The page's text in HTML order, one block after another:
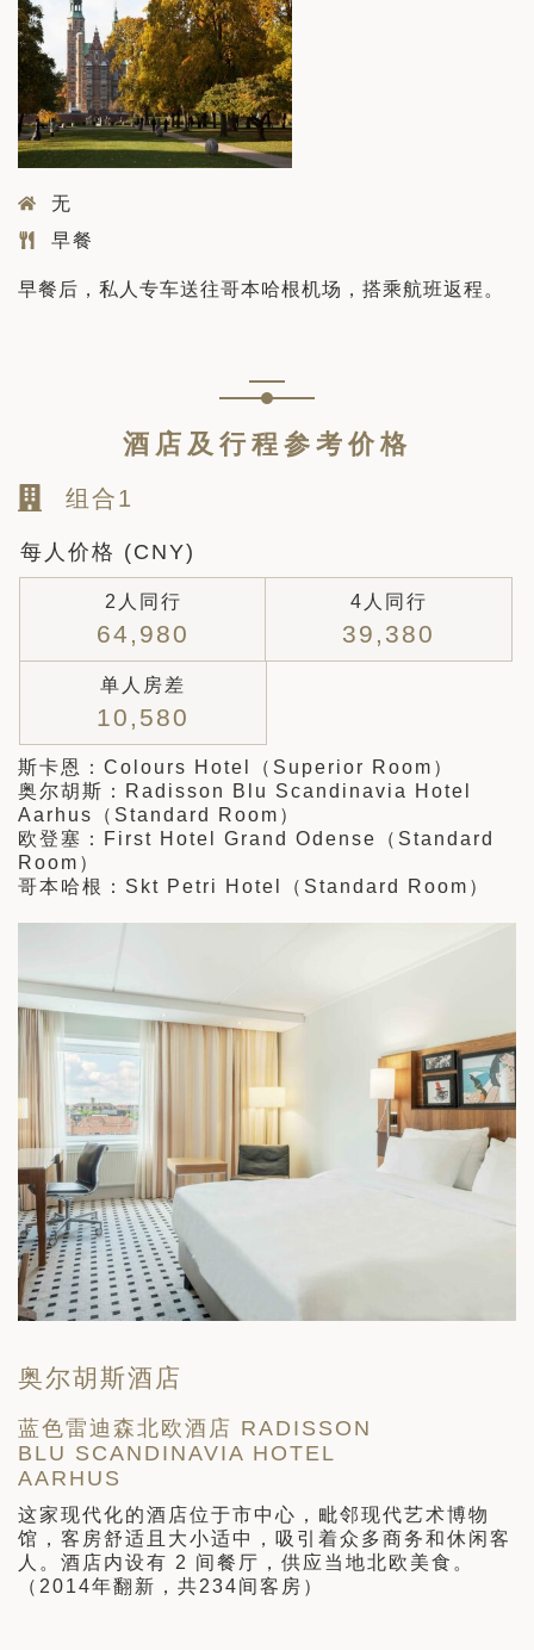
无
早餐
早餐后，私人专车送往哥本哈根机场，搭乘航班返程。
酒店及行程参考价格
组合1
每人价格 (CNY)
2人同行
64,980
4人同行
39,380
单人房差
10,580
斯卡恩：Colours Hotel（Superior Room）
奥尔胡斯：Radisson Blu Scandinavia Hotel
Aarhus（Standard Room）
欧登塞：First Hotel Grand Odense（Standard
Room）
哥本哈根：Skt Petri Hotel（Standard Room）
奥尔胡斯酒店
蓝色雷迪森北欧酒店 RADISSON
BLU SCANDINAVIA HOTEL
AARHUS
这家现代化的酒店位于市中心，毗邻现代艺术博物
馆，客房舒适且大小适中，吸引着众多商务和休闲客
人。酒店内设有 2 间餐厅，供应当地北欧美食。
（2014年翻新，共234间客房）